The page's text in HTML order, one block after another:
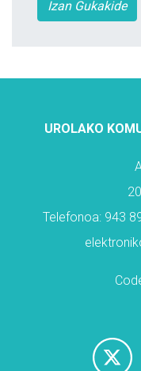
Izan Gukakide
UROLAKO
Telefonoa: 943